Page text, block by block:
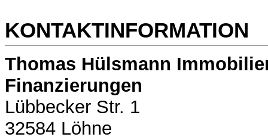
KONTAKTINFORMATION
Thomas Hülsmann
Finanzierungen
Lübbecker Str. 1
32584 Löhne